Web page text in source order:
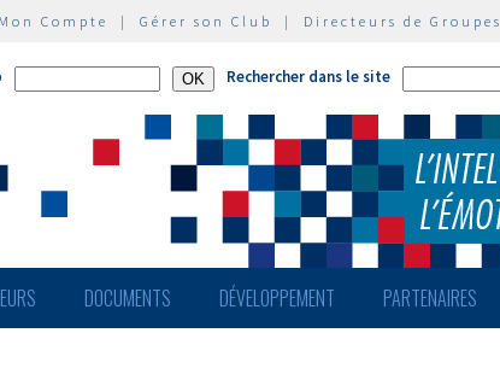
Mon Compte | Gérer son Club | Directeurs de Groupes
Rechercher dans le site
DOCUMENTS DÉVELOPPEMENT PARTENAIRES